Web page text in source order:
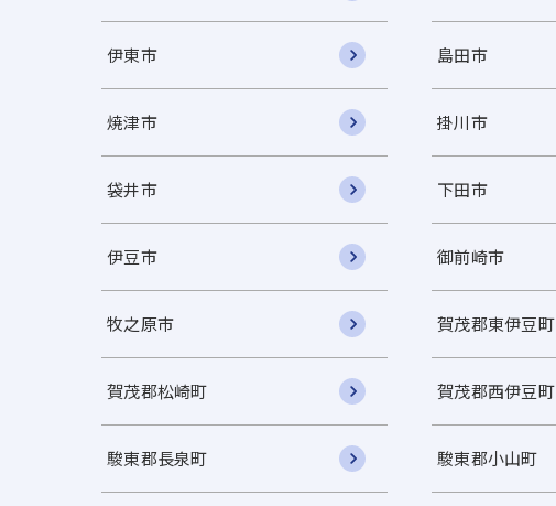
伊東市 島田市
焼津市 掛川市
袋井市 下田市
伊豆市 御前崎市
牧之原市 賀茂郡東伊豆町
賀茂郡松崎町 賀茂郡西伊豆町
駿東郡長泉町 駿東郡小山町